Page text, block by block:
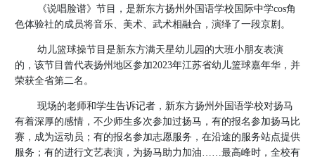
讯
学
生
长
教
《说唱脸谱》节目，是新东方扬州外国语学校国际中学cos角
色体验社的成员将音乐、美术、武术相融合，演绎了一段京剧。
幼儿篮球操节目是新东方满天星幼儿园的大班小朋友表演
的，该节目曾代表扬州地区参加2023年江苏省幼儿篮球嘉年华，并
荣获全省第二名。
现场的老师和学生告诉记者，新东方扬州外国语学校对扬马
有着深厚的感情，不少师生多次参加过扬马，有的报名参加扬马比
赛，成为运动员；有的报名参加志愿服务，在沿途的服务站点提供
服务；有的进行文艺表演，为扬马助力加油……最高峰时，全校有